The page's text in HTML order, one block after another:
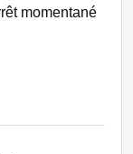
momentané